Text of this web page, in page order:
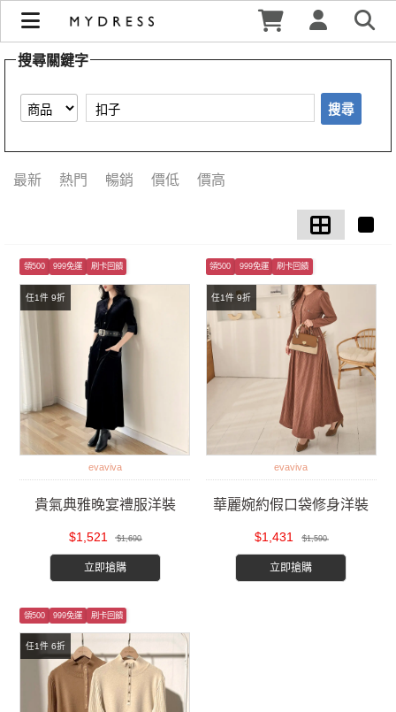
【扣子】搜尋結果 | MYDRESS 時裳韓風
搜尋關鍵字
搜尋
最新 熱門 暢銷 價低 價高
任1件 9折
領500 999免運 刷卡回饋
evaviva
貴氣典雅晚宴禮服洋裝
$1,521 $1,690
立即搶購
任1件 9折
領500 999免運 刷卡回饋
evaviva
華麗婉約假口袋修身洋裝
$1,431 $1,590
立即搶購
任1件 6折
領500 999免運 刷卡回饋